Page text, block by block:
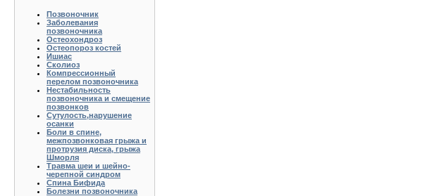
Позвоночник
Заболевания
позвоночника
Остеохондроз
Остеопороз костей
Ишиас
Сколиоз
Компрессионный
перелом позвоночника
Нестабильность
позвоночника и смещение
позвонков
Сутулость,нарушение
осанки
Боли в спине,
межпозвонковая грыжа и
протрузия диска, грыжа
Шморля
Травма шеи и шейно-
черепной синдром
Спина Бифида
Болезни позвоночника